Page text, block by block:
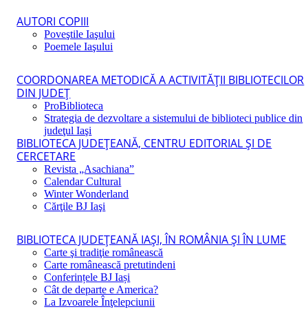
AUTORI COPIII
Poveştile Iaşului
Poemele Iaşului
COORDONAREA METODICĂ A ACTIVITĂŢII BIBLIOTECILOR
DIN JUDEŢ
ProBiblioteca
Strategia de dezvoltare a sistemului de biblioteci publice din
judeţul Iaşi
BIBLIOTECA JUDEŢEANĂ, CENTRU EDITORIAL ŞI DE
CERCETARE
Revista „Asachiana”
Calendar Cultural
Winter Wonderland
Cărţile BJ Iaşi
BIBLIOTECA JUDEŢEANĂ IAŞI, ÎN ROMÂNIA ŞI ÎN LUME
Carte şi tradiţie românească
Carte românească pretutindeni
Conferințele BJ Iași
Cât de departe e America?
La Izvoarele Înţelepciunii